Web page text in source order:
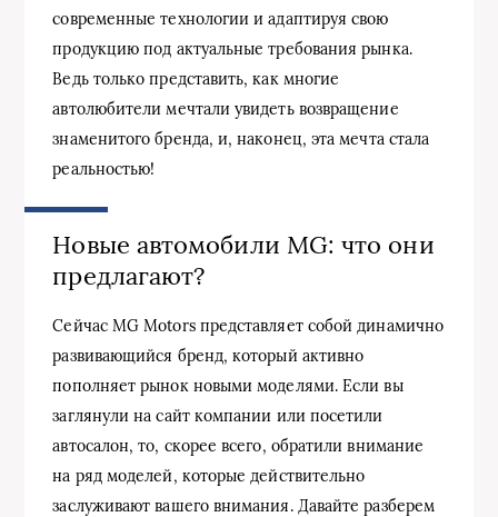
современные технологии и адаптируя свою
продукцию под актуальные требования рынка.
Ведь только представить, как многие
автолюбители мечтали увидеть возвращение
знаменитого бренда, и, наконец, эта мечта стала
реальностью!
Новые автомобили MG: что они
предлагают?
Сейчас MG Motors представляет собой динамично
развивающийся бренд, который активно
пополняет рынок новыми моделями. Если вы
заглянули на сайт компании или посетили
автосалон, то, скорее всего, обратили внимание
на ряд моделей, которые действительно
заслуживают вашего внимания. Давайте разберем